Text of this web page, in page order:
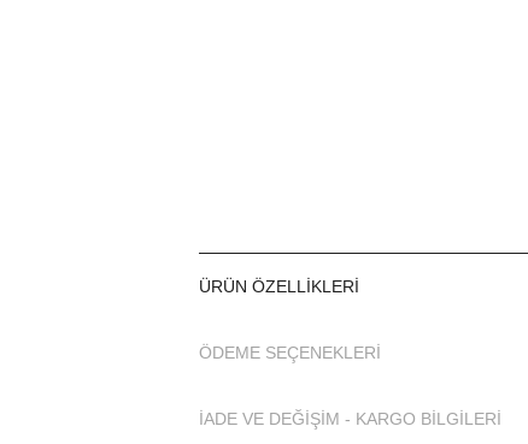
ÜRÜN ÖZELLIKLERI
ÖDEME SEÇENEKLERI
İADE VE DEĞİŞİM - KARGO BİLGİLERİ